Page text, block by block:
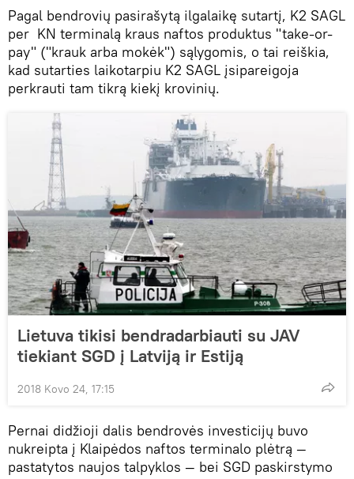
Pagal bendrovių pasirašytą ilgalaikę sutartį, K2 SAGL
per KN terminalą kraus naftos produktus "take-or-
pay" ("krauk arba mokėk") sąlygomis, o tai reiškia,
kad sutarties laikotarpiu K2 SAGL įsipareigoja
perkrauti tam tikrą kiekį krovinių.
Lietuva tikisi bendradarbiauti su JAV
tiekiant SGD į Latviją ir Estiją
2018 Kovo 24, 17:15
Pernai didžioji dalis bendrovės investicijų buvo
nukreipta į Klaipėdos naftos terminalo plėtrą —
pastatytos naujos talpyklos — bei SGD paskirstymo